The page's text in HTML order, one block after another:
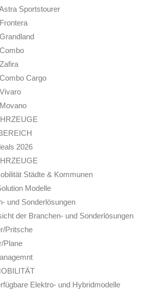
Sportstourer
Cargo
2026
Städte & Kommunen
Modelle
und Sonderlösungen
der Branchen- und Sonderlösungen
Pritsche
Plane
Elektro- und Hybridmodelle